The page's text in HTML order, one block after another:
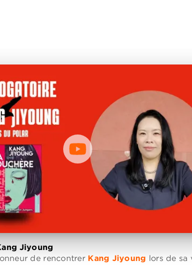
Jiyoung
de rencontrer Kang Jiyoung lors de sa